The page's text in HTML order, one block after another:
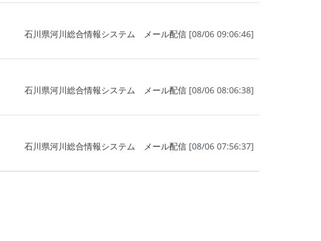
石川県河川総合情報システム メール配信 [08/06 09:06:46]
石川県河川総合情報システム メール配信 [08/06 08:06:38]
石川県河川総合情報システム メール配信 [08/06 07:56:37]